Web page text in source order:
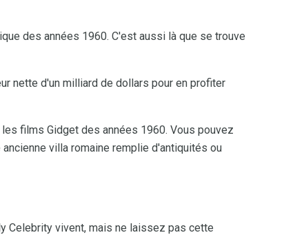
des années 1960. C'est aussi là que se trouve
nette d'un milliard de dollars pour en profiter
films Gidget des années 1960. Vous pouvez
villa romaine remplie d'antiquités ou
Celebrity vivent, mais ne laissez pas cette